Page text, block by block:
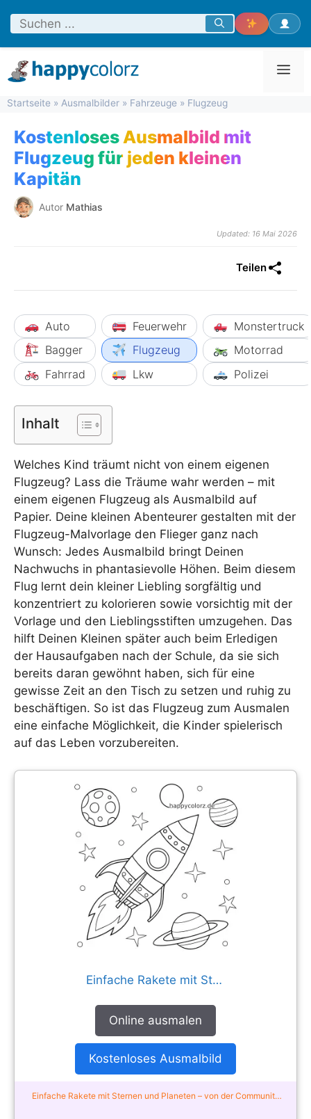
Inhalt
Startseite » Ausmalbilder » Fahrzeuge » Flugzeug
Kostenloses Ausmalbild mit
Flugzeug für jeden kleinen
Kapitän
Autor Mathias
Updated: 16 Mai 2026
Teilen
Auto
Bagger
Fahrrad
Feuerwehr
Flugzeug
Lkw
Monstertruck
Motorrad
Polizei
Inhalt
Welches Kind träumt nicht von einem eigenen
Flugzeug? Lass die Träume wahr werden – mit
einem eigenen Flugzeug als Ausmalbild auf
Papier. Deine kleinen Abenteurer gestalten mit der
Flugzeug-Malvorlage den Flieger ganz nach
Wunsch: Jedes Ausmalbild bringt Deinen
Nachwuchs in phantasievolle Höhen. Beim diesem
Flug lernt dein kleiner Liebling sorgfältig und
konzentriert zu kolorieren sowie vorsichtig mit der
Vorlage und den Lieblingsstiften umzugehen. Das
hilft Deinen Kleinen später auch beim Erledigen
der Hausaufgaben nach der Schule, da sie sich
bereits daran gewöhnt haben, sich für eine
gewisse Zeit an den Tisch zu setzen und ruhig zu
beschäftigen. So ist das Flugzeug zum Ausmalen
eine einfache Möglichkeit, die Kinder spielerisch
auf das Leben vorzubereiten.
Einfache Rakete mit Sternen und Planeten
Online ausmalen
Kostenloses Ausmalbild
Einfache Rakete mit Sternen und Planeten – von der Community